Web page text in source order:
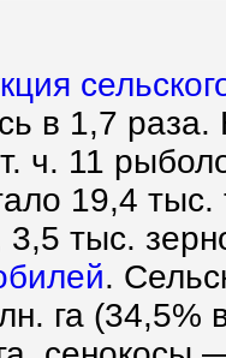
в 1,7
ч. 11
19,4
тыс.
.
га (34,5%